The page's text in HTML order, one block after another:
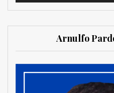
Arnulfo